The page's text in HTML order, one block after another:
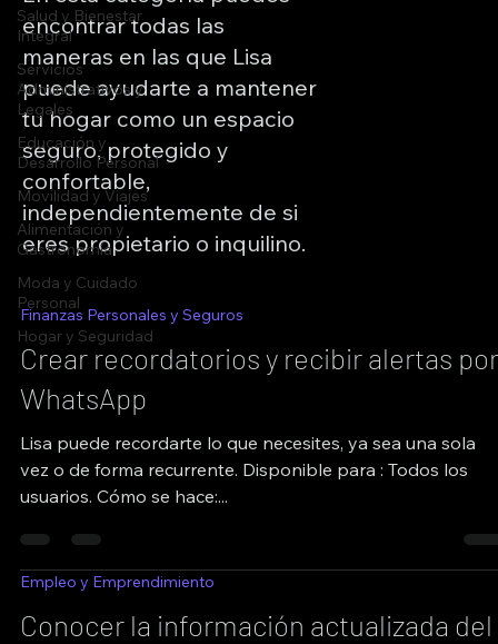
Salud y Bienestar
Integral
Servicios
Administrativos y
Legales
Educación y
Desarrollo Personal
Movilidad y Viajes
Alimentación y
Gastronomía
Moda y Cuidado
Personal
Hogar y Seguridad
encontrar todas las
maneras en las que Lisa
puede ayudarte a mantener
tu hogar como un espacio
seguro, protegido y
confortable,
independientemente de si
eres propietario o inquilino.
Finanzas Personales y Seguros
Crear recordatorios y recibir alertas
WhatsApp
Lisa puede recordarte lo que necesites, ya sea una sola
vez o de forma recurrente. Disponible para : Todos los
usuarios. Cómo se hace:...
Empleo y Emprendimiento
Conocer la información actualizada del